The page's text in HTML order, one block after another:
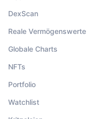
DexScan
Reale Vermögenswerte
Globale Charts
NFTs
Portfolio
Watchlist